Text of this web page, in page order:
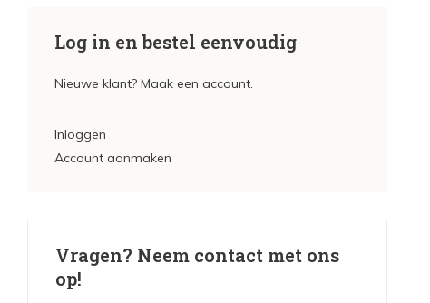
Log in en bestel eenvoudig
Nieuwe klant? Maak een account.
Inloggen
Account aanmaken
Vragen? Neem contact met ons
op!